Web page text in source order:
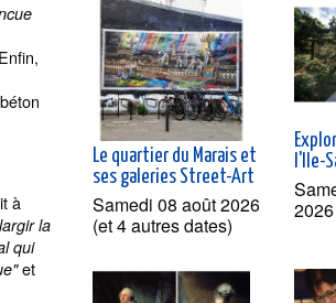
à
la
qui
et
Le quartier du Marais et
ses galeries Street-Art
Samedi 08 août 2026
(et 4 autres dates)
l'Ile-
2026